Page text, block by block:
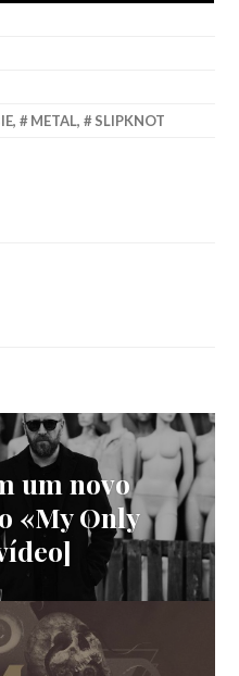
, METAL, SLIPKNOT
um novo
«My Only